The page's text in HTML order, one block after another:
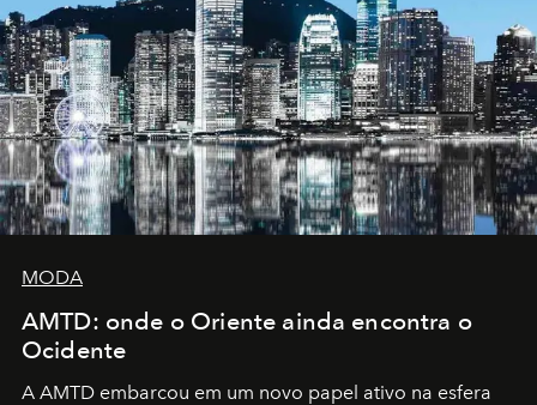
MODA
AMTD: onde o Oriente ainda encontra o
Ocidente
A AMTD embarcou em um novo papel ativo na esfera